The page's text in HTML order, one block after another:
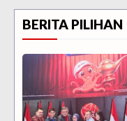
BERITA PILIHAN